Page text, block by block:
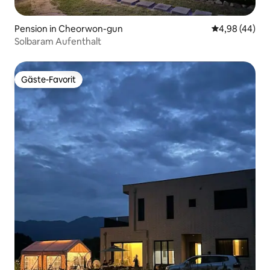
Pension in Cheorwon-gun
4,98 (44)
Solbaram Aufenthalt
Gäste-Favorit
Gäste-Favorit